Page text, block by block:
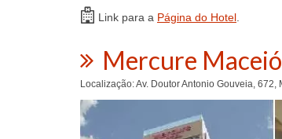
Link para a Página do Hotel.
Mercure
Localização: Av. Doutor Antonio Gouveia, 672,